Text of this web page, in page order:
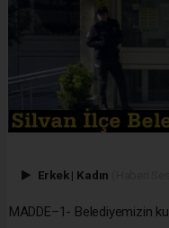
Erkek | Kadın
MADDE–1- Belediyemizin